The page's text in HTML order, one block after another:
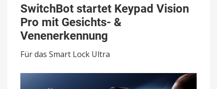
startet
Keypad
Vision
Pro
mit
Gesichts-
&
SwitchBot startet Keypad Vision
Pro mit Gesichts- &
Venenerkennung
Für das Smart Lock Ultra